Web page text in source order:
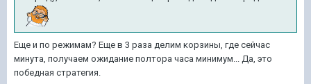
Еще и по режимам? Еще в 3 раза делим корзины, где сейчас
минута, получаем ожидание полтора часа минимум... Да, это
победная стратегия.